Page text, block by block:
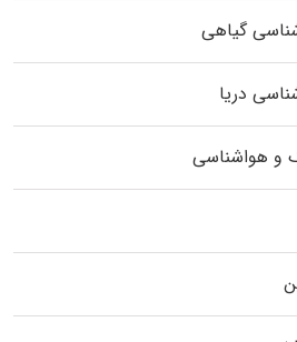
گیاهی
دریا
و هواشناسی